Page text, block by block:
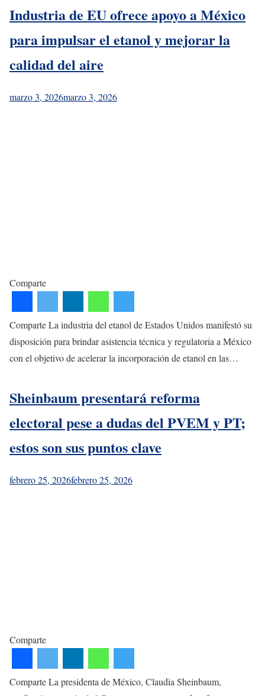
Industria de EU ofrece apoyo a México
para impulsar el etanol y mejorar la
calidad del aire
marzo 3, 2026marzo 3, 2026
Comparte
Comparte La industria del etanol de Estados Unidos manifestó su
disposición para brindar asistencia técnica y regulatoria a México
con el objetivo de acelerar la incorporación de etanol en las…
Sheinbaum presentará reforma
electoral pese a dudas del PVEM y PT;
estos son sus puntos clave
febrero 25, 2026febrero 25, 2026
Comparte
Comparte La presidenta de México, Claudia Sheinbaum,